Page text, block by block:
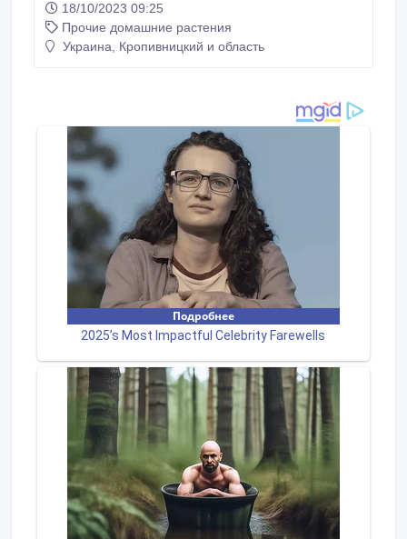
типу і один хлопчик. Цуценята повністю здорові, у
роді генетичні захворювань не виявлені. Психіка
стійка, дуже люблять грати. собаки проживають у
18/10/2023 09:25
Прочие домашние растения
Украина, Кропивницкий и область